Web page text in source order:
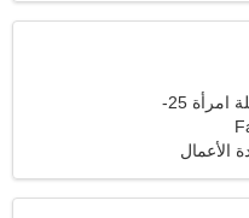
الرجل يريد مقابلة امرأة 25-
الأعمال